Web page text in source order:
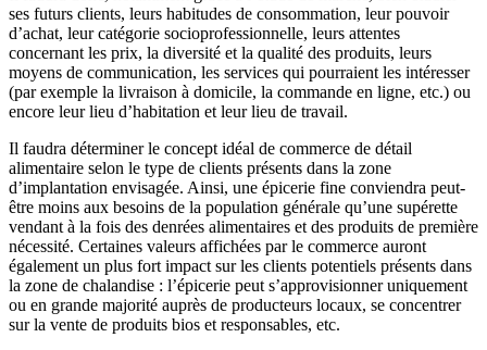
ses futurs clients, leurs habitudes de consommation, leur pouvoir
d’achat, leur catégorie socioprofessionnelle, leurs attentes
concernant les prix, la diversité et la qualité des produits, leurs
moyens de communication, les services qui pourraient les intéresser
(par exemple la livraison à domicile, la commande en ligne, etc.) ou
encore leur lieu d’habitation et leur lieu de travail.
Il faudra déterminer le concept idéal de commerce de détail
alimentaire selon le type de clients présents dans la zone
d’implantation envisagée. Ainsi, une épicerie fine conviendra peut-
être moins aux besoins de la population générale qu’une supérette
vendant à la fois des denrées alimentaires et des produits de première
nécessité. Certaines valeurs affichées par le commerce auront
également un plus fort impact sur les clients potentiels présents dans
la zone de chalandise : l’épicerie peut s’approvisionner uniquement
ou en grande majorité auprès de producteurs locaux, se concentrer
sur la vente de produits bios et responsables, etc.